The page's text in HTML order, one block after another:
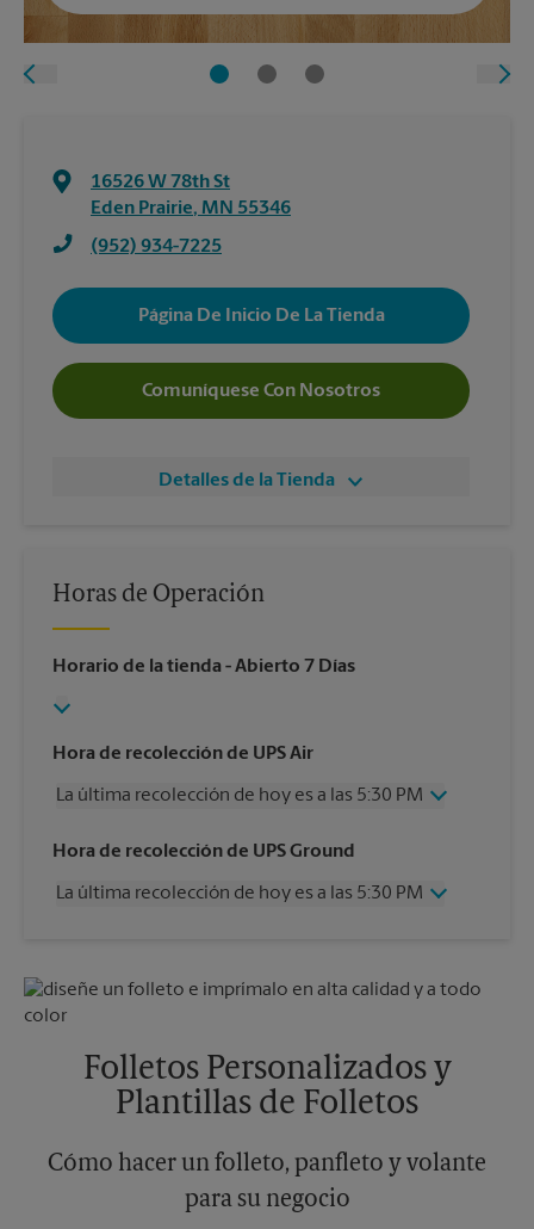
16526 W 78th St
Eden Prairie, MN 55346
(952) 934-7225
Página De Inicio De La Tienda
Comuníquese Con Nosotros
Detalles de la Tienda
Horas de Operación
Horario de la tienda - Abierto 7 Días
Hora de recolección de UPS Air
La última recolección de hoy es a las 5:30 PM
Miércoles
5:30 PM
Viernes
5:30 PM
5:30 PM
Hora de recolección de UPS Ground
La última recolección de hoy es a las 5:30 PM
Viernes
5:30 PM
Sábado
Lunes
5:30 PM
5:30 PM
Folletos Personalizados y
Plantillas de Folletos
Cómo hacer un folleto, panfleto y volante
para su negocio